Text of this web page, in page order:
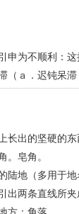
申为不顺利：
（ａ．迟钝呆
长出的坚硬的
。皂角。
陆地（多用于
出两条直线所